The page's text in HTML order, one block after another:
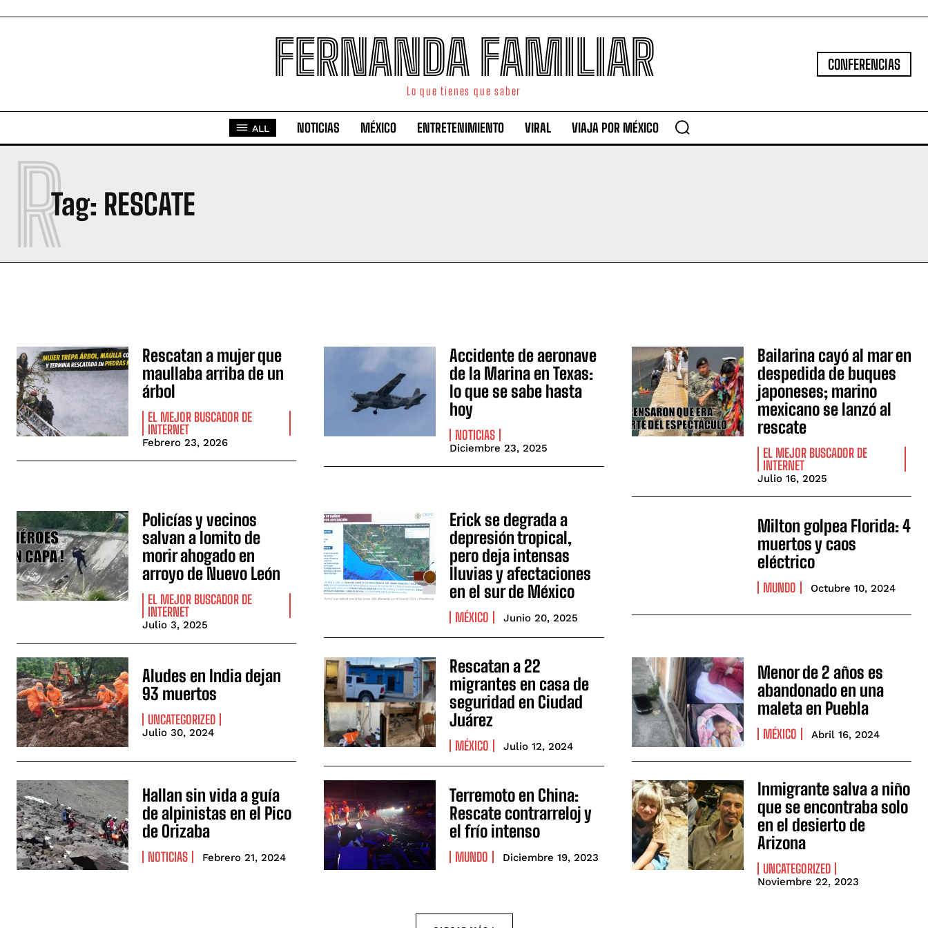
FERNANDA FAMILIAR
Lo que tienes que saber
CONFERENCIAS
ALL NOTICIAS MÉXICO ENTRETENIMIENTO VIRAL VIAJA POR MÉXICO
Tag: RESCATE
R
Rescatan a mujer que
maullaba arriba de un
árbol
EL MEJOR BUSCADOR DE
INTERNET
Febrero 23, 2026
Accidente de aeronave
de la Marina en Texas:
lo que se sabe hasta
hoy
NOTICIAS
Diciembre 23, 2025
Bailarina cayó al mar en
despedida de buques
japoneses; marino
mexicano se lanzó al
rescate
EL MEJOR BUSCADOR DE
INTERNET
Julio 16, 2025
Policías y vecinos
salvan a lomito de
morir ahogado en
arroyo de Nuevo León
EL MEJOR BUSCADOR DE
INTERNET
Julio 3, 2025
Erick se degrada a
depresión tropical,
pero deja intensas
lluvias y afectaciones
en el sur de México
MÉXICO Junio 20, 2025
Milton golpea Florida: 4
muertos y caos
eléctrico
MUNDO Octubre 10, 2024
Aludes en India dejan
93 muertos
UNCATEGORIZED
Julio 30, 2024
Rescatan a 22
migrantes en casa de
seguridad en Ciudad
Juárez
MÉXICO Julio 12, 2024
Menor de 2 años es
abandonado en una
maleta en Puebla
MÉXICO Abril 16, 2024
Hallan sin vida a guía
de alpinistas en el Pico
de Orizaba
NOTICIAS Febrero 21, 2024
Terremoto en China:
Rescate contrarreloj y
el frío intenso
MUNDO Diciembre 19, 2023
Inmigrante salva a niño
que se encontraba solo
en el desierto de
Arizona
UNCATEGORIZED
Noviembre 22, 2023